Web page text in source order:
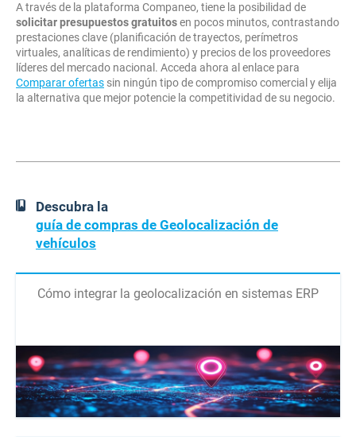
A través de la plataforma Companeo, tiene la posibilidad de
solicitar presupuestos gratuitosen pocos minutos, contrastando
prestaciones clave (planificación de trayectos, perímetros
virtuales, analíticas de rendimiento) y precios de los proveedores
líderes del mercado nacional. Acceda ahora al enlace para
Comparar ofertas sin ningún tipo de compromiso comercial y elija
la alternativa que mejor potencie la competitividad de su negocio.
Descubra la
guía de compras de Geolocalización de
vehículos
Cómo integrar la geolocalización en sistemas ERP